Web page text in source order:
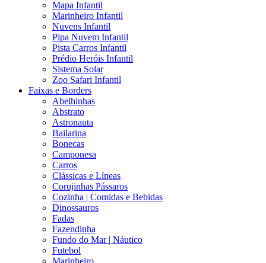
Mapa Infantil
Marinheiro Infantil
Nuvens Infantil
Pipa Nuvem Infantil
Pista Carros Infantil
Prédio Heróis Infantil
Sistema Solar
Zoo Safari Infantil
Faixas e Borders
Abelhinhas
Abstrato
Astronauta
Bailarina
Bonecas
Camponesa
Carros
Clássicas e Líneas
Corujinhas Pássaros
Cozinha | Comidas e Bebidas
Dinossauros
Fadas
Fazendinha
Fundo do Mar | Náutico
Futebol
Marinheiro